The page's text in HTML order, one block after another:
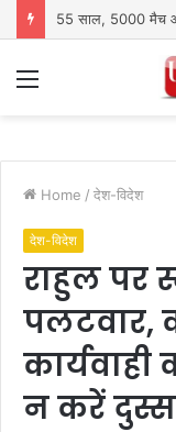
Home / देश-विदेश
देश-विदेश
राहुल पर
पलटवार,
न करें